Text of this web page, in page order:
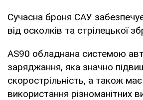
Сучасна броня САУ
від осколків та стрілецької
AS90 обладнана системою
заряджання, яка значно
скорострільність, а також
використання різноманітних